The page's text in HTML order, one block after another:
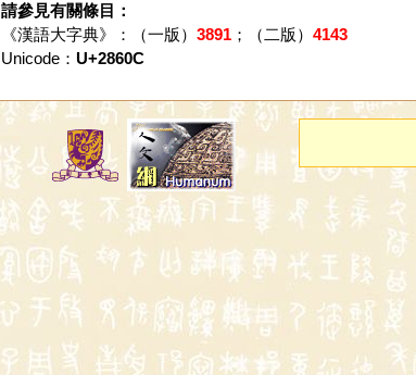
請參見有關條目：
《漢語大字典》：（一版） 3891；（二版） 4143
Unicode： U+2860C